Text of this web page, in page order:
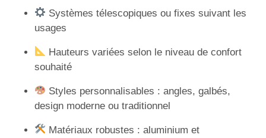
Systèmes télescopiques ou fixes suivant les
usages
Hauteurs variées selon le niveau de confort
souhaité
Styles personnalisables : angles, galbés,
design moderne ou traditionnel
Matériaux robustes : aluminium et